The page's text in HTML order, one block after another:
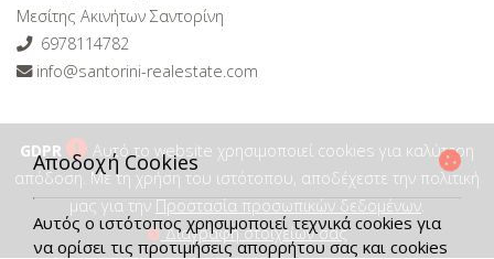
Μεσίτης Ακινήτων Σαντορίνη
6978114782
info@santorini-realestate.com
GDPR
Αυτό το website χρησιμοποιεί cookies για καλύτερη
απόδοση. Με τη χρήση του ιστότοπου, αποδέχεστε την πολιτική
μας για τηνΠροστασία προσωπικών δεδομένων.
Διαγραφή στοιχείων σας
Αποδοχή Cookies
Αυτός ο ιστότοπος χρησιμοποιεί τεχνικά cookies για
να ορίσει τις προτιμήσεις απορρήτου σας και cookies